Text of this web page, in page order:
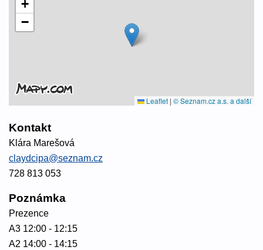
+
−
Leaflet | © Seznam.cz a.s. a další
Kontakt
Klára Marešová
claydcipa@seznam.cz
728 813 053
Poznámka
Prezence
A3 12:00 - 12:15
A2 14:00 - 14:15